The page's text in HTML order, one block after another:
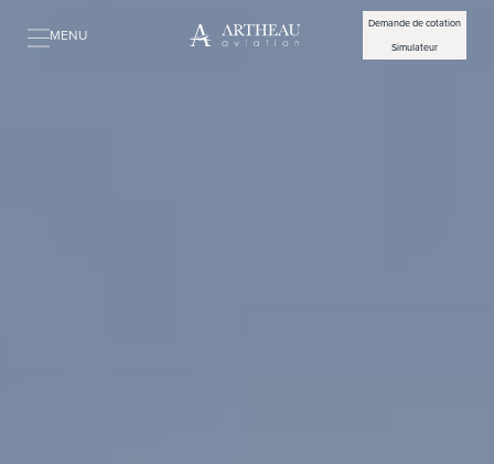
MENU
Demande de cotation
Simulateur